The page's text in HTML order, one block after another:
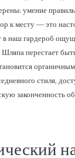
умение
к месту — это
в наш гардероб
перестает
стиля,
законченность